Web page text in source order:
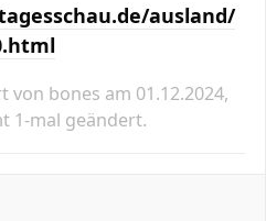
ausland/
von bones am 01.12.2024,
1-mal geändert.